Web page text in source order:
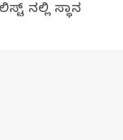
ನಲ್ಲಿ ಸ್ಥಾನ